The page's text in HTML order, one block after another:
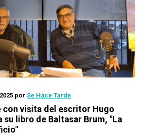
por Se Hace Tarde
con visita del escritor Hugo
su libro de Baltasar Brum, "La